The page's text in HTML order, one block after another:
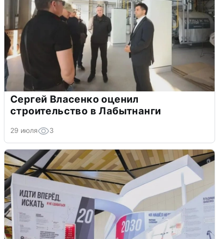
Сергей Власенко оценил
строительство в Лабытнанги
29 июля 3